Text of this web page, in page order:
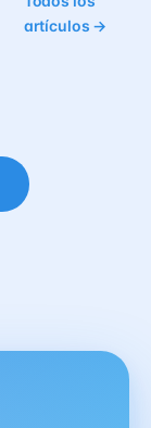
artículos →